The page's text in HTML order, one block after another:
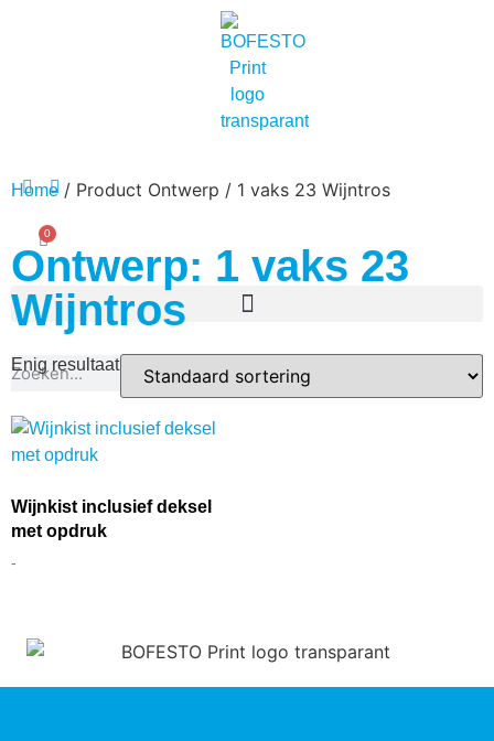
0
Home / Product Ontwerp / 1 vaks 23 Wijntros
Ontwerp: 1 vaks 23
Wijntros
Enig resultaat
Wijnkist inclusief deksel
met opdruk
-